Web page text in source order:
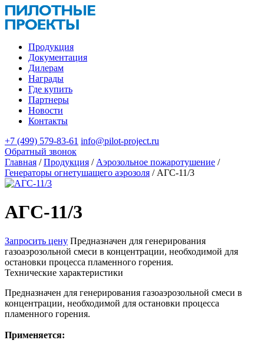
Продукция
Документация
Дилерам
Награды
Где купить
Партнеры
Новости
Контакты
+7 (499) 579-83-61 info@pilot-project.ru
Обратный звонок
Главная / Продукция / Аэрозольное пожаротушение /
Генераторы огнетушащего аэрозоля / АГС-11/3
АГС-11/3
Запросить цену Предназначен для генерирования
газоаэрозольной смеси в концентрации, необходимой для
остановки процесса пламенного горения.
Технические характеристики
Предназначен для генерирования газоаэрозольной смеси в
концентрации, необходимой для остановки процесса
пламенного горения.
Применяется: